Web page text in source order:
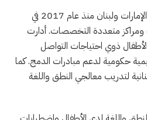
مارست السيدة راميا عملها في الإمارات ولبنان منذ عام 2017 في
متعددة التخصصات. أدارت
ذوي احتياجات التواصل
حكومية لدعم مبادرات الدمج. كما
لتدريب معالجي النطق واللغة